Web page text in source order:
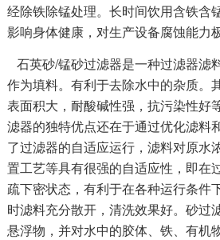
经除铁除锰处理。长时间饮用含铁含
影响身体健康，对生产设备腐蚀能力极
石英砂/锰砂过滤器是一种过滤器滤
作为填料。有利于去除水中的杂质。
表面积大，耐酸碱性强，抗污染性好
滤器的独特优点还在于通过优化滤料
了过滤器的自适应运行，滤料对原水
置工艺等具有很强的自适应性，即在
疏下密状态，有利于在各种运行条件
时滤料充分散开，清洗效果好。砂过
悬浮物，并对水中的胶体、铁、有机